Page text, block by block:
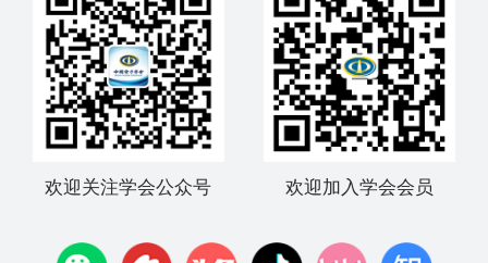
欢迎关注学会公众号 欢迎加入学会会员